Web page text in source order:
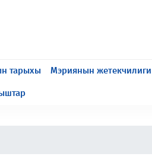
тарыхы Мэриянын жетекчилиги